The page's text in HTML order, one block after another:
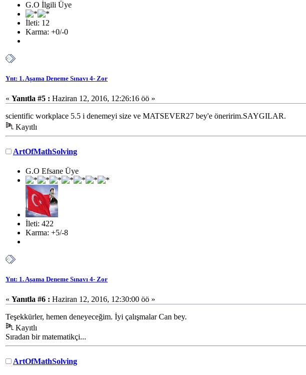
G.O İlgili Üye
İleti: 12
Karma: +0/-0
Ynt: 1. Aşama Deneme Sınavı 4- Zor
« Yanıtla #5 : Haziran 12, 2016, 12:26:16 öö »
scientific workplace 5.5 i denemeyi size ve MATSEVER27 bey'e öneririm.SAYGILAR.
Kayıtlı
ArtOfMathSolving
G.O Efsane Üye
İleti: 422
Karma: +5/-8
Ynt: 1. Aşama Deneme Sınavı 4- Zor
« Yanıtla #6 : Haziran 12, 2016, 12:30:00 öö »
Teşekkürler, hemen deneyeceğim. İyi çalışmalar Can bey.
Kayıtlı
Sıradan bir matematikçi...
ArtOfMathSolving